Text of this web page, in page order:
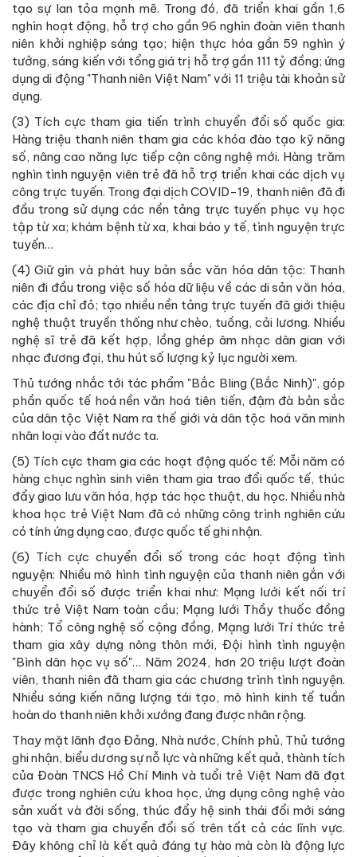
tạo sự lan tỏa mạnh mẽ. Trong đó, đã triển khai gần 1,6
nghìn hoạt động, hỗ trợ cho gần 96 nghìn đoàn viên thanh
niên khởi nghiệp sáng tạo; hiện thực hóa gần 59 nghìn ý
tưởng, sáng kiến với tổng giá trị hỗ trợ gần 111 tỷ đồng; ứng
dụng di động "Thanh niên Việt Nam" với 11 triệu tài khoản sử
dụng.
(3) Tích cực tham gia tiến trình chuyển đổi số quốc gia:
Hàng triệu thanh niên tham gia các khóa đào tạo kỹ năng
số, nâng cao năng lực tiếp cận công nghệ mới. Hàng trăm
nghìn tình nguyện viên trẻ đã hỗ trợ triển khai các dịch vụ
công trực tuyến. Trong đại dịch COVID-19, thanh niên đã đi
đầu trong sử dụng các nền tảng trực tuyến phục vụ học
tập từ xa; khám bệnh từ xa, khai báo y tế, tình nguyện trực
tuyến…
(4) Giữ gìn và phát huy bản sắc văn hóa dân tộc: Thanh
niên đi đầu trong việc số hóa dữ liệu về các di sản văn hóa,
các địa chỉ đỏ; tạo nhiều nền tảng trực tuyến đã giới thiệu
nghệ thuật truyền thống như chèo, tuồng, cải lương. Nhiều
nghệ sĩ trẻ đã kết hợp, lồng ghép âm nhạc dân gian với
nhạc đương đại, thu hút số lượng kỷ lục người xem.
Thủ tướng nhắc tới tác phẩm "Bắc Bling (Bắc Ninh)", góp
phần quốc tế hoá nền văn hoá tiên tiến, đậm đà bản sắc
của dân tộc Việt Nam ra thế giới và dân tộc hoá văn minh
nhân loại vào đất nước ta.
(5) Tích cực tham gia các hoạt động quốc tế: Mỗi năm có
hàng chục nghìn sinh viên tham gia trao đổi quốc tế, thúc
đẩy giao lưu văn hóa, hợp tác học thuật, du học. Nhiều nhà
khoa học trẻ Việt Nam đã có những công trình nghiên cứu
có tính ứng dụng cao, được quốc tế ghi nhận.
(6) Tích cực chuyển đổi số trong các hoạt động tình
nguyện: Nhiều mô hình tình nguyện của thanh niên gắn với
chuyển đổi số được triển khai như: Mạng lưới kết nối trí
thức trẻ Việt Nam toàn cầu; Mạng lưới Thầy thuốc đồng
hành; Tổ công nghệ số cộng đồng, Mạng lưới Trí thức trẻ
tham gia xây dựng nông thôn mới, Đội hình tình nguyện
"Bình dân học vụ số"… Năm 2024, hơn 20 triệu lượt đoàn
viên, thanh niên đã tham gia các chương trình tình nguyện.
Nhiều sáng kiến năng lượng tái tạo, mô hình kinh tế tuần
hoàn do thanh niên khởi xướng đang được nhân rộng.
Thay mặt lãnh đạo Đảng, Nhà nước, Chính phủ, Thủ tướng
ghi nhận, biểu dương sự nỗ lực và những kết quả, thành tích
của Đoàn TNCS Hồ Chí Minh và tuổi trẻ Việt Nam đã đạt
được trong nghiên cứu khoa học, ứng dụng công nghệ vào
sản xuất và đời sống, thúc đẩy hệ sinh thái đổi mới sáng
tạo và tham gia chuyển đổi số trên tất cả các lĩnh vực.
Đây không chỉ là kết quả đáng tự hào mà còn là động lực